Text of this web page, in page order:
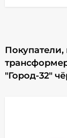
"Город-32"